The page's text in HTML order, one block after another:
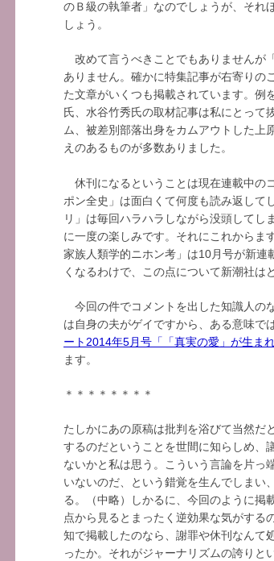
のＢ級の執筆者」なのでしょうが、それ
しょう。
改めて言うべきことでもありませんが
ありません。確かに特集記事が右寄りの
た文章がいくつも掲載されています。例
氏、水谷竹秀氏の取材記事は私にとって
ム、被差別部落出身をカムアウトした上
えのあるものが多数ありました。
休刊になるということは現在連載中の
ポン全史」は面白くて何度も読み返して
リ」は毎回ハラハラしながら没頭してし
に一度の楽しみです。それにこれからま
家族人類学的ニホン考」は10月号が新
くなるわけで、この点について新潮社は
今回の件でコメントを出した知識人の
は自身の夫がゲイですから、ある意味で
ート2014年5月号「「真実の愛」が生まれ
ます。
＊＊＊＊＊＊＊＊
たしかにあの原稿は批判を浴びて当然だ
するのだということを世間に知らしめ、
ないかと私は思う。こういう言論を片っ
いないのだ、という錯覚を生んでしまい
る。（中略）しかるに、今回のように掲
点から見るとまったく逆効果な気がする
知で掲載したのなら、謝罪や休刊なんて
ったか。それがジャーナリズムの誇りと